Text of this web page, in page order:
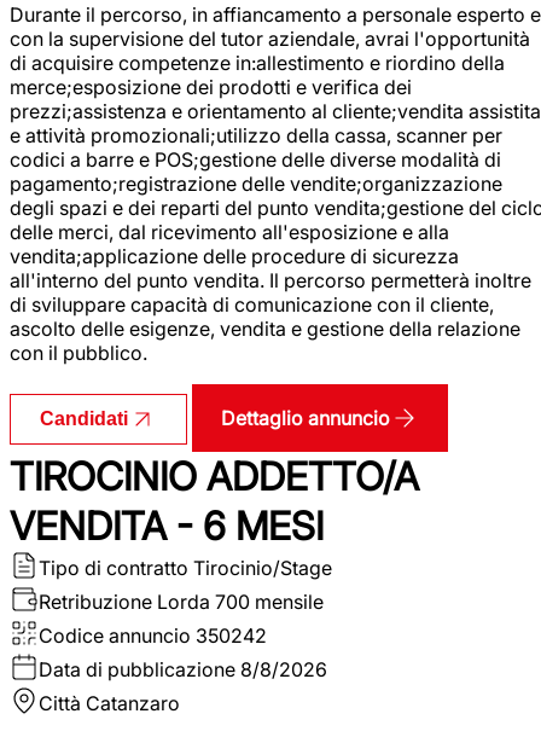
Durante il percorso, in affiancamento a personale esperto e
con la supervisione del tutor aziendale, avrai l'opportunità
di acquisire competenze in:allestimento e riordino della
merce;esposizione dei prodotti e verifica dei
prezzi;assistenza e orientamento al cliente;vendita assistita
e attività promozionali;utilizzo della cassa, scanner per
codici a barre e POS;gestione delle diverse modalità di
pagamento;registrazione delle vendite;organizzazione
degli spazi e dei reparti del punto vendita;gestione del
delle merci, dal ricevimento all'esposizione e alla
vendita;applicazione delle procedure di sicurezza
all'interno del punto vendita. Il percorso permetterà inoltre
di sviluppare capacità di comunicazione con il cliente,
ascolto delle esigenze, vendita e gestione della relazione
con il pubblico.
Candidati Dettaglio annuncio
TIROCINIO ADDETTO/A
VENDITA - 6 MESI
Tipo di contratto Tirocinio/Stage
Retribuzione Lorda 700 mensile
Codice annuncio 350242
Data di pubblicazione 8/8/2026
Città Catanzaro